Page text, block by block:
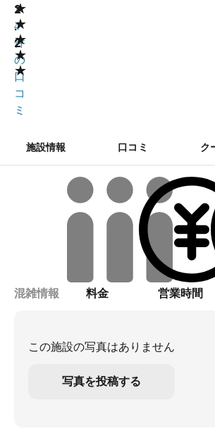
★
★
★
★
★
2
.
2
1
4
件
の
口
コ
ミ
施設情報 口コミ ク
混雑情報 料金 営業時間
この施設の写真はありません
写真を投稿する